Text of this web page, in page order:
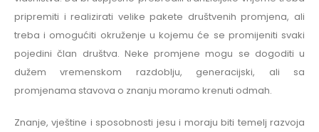
pripremiti i realizirati velike pakete društvenih promjena, ali
treba i omogućiti okruženje u kojemu će se promijeniti svaki
pojedini član društva. Neke promjene mogu se dogoditi u
dužem vremenskom razdoblju, generacijski, ali sa
promjenama stavova o znanju moramo krenuti odmah.
Znanje, vještine i sposobnosti jesu i moraju biti temelj razvoja